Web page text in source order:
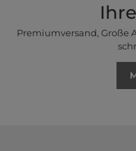
Premiumversand, Große